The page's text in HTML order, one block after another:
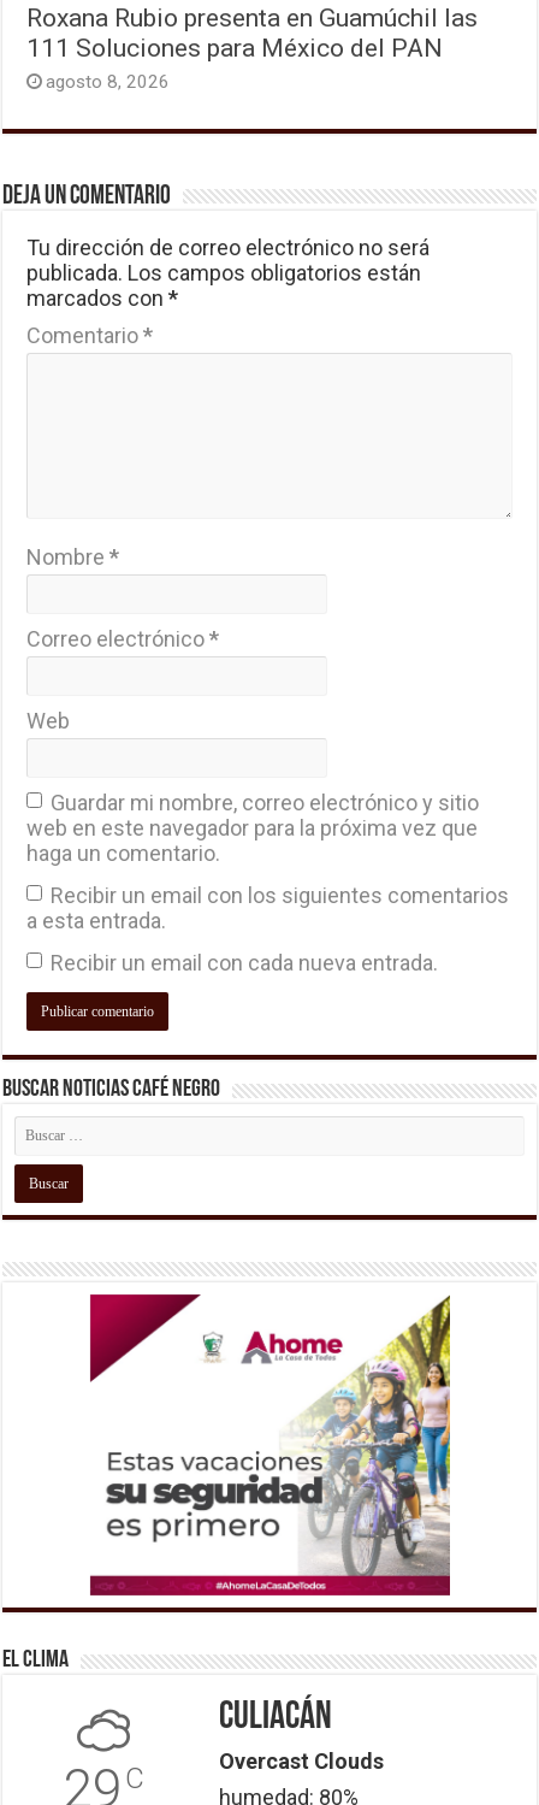
Roxana Rubio presenta en Guamúchil las
111 Soluciones para México del PAN
agosto 8, 2026
Deja un comentario
Tu dirección de correo electrónico no será
publicada. Los campos obligatorios están
marcados con*
Comentario*
Nombre*
Correo electrónico*
Web
Guardar mi nombre, correo electrónico y sitio
web en este navegador para la próxima vez que
haga un comentario.
Recibir un email con los siguientes comentarios
a esta entrada.
Recibir un email con cada nueva entrada.
Buscar Noticias Café Negro
El Clima
29 C
Culiacán
Overcast Clouds
humedad: 80%